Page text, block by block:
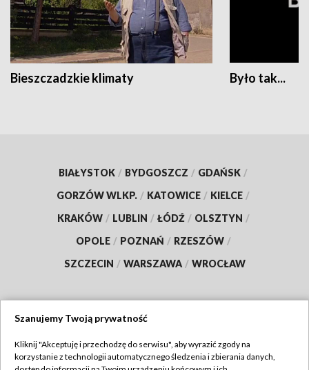
Bieszczadzkie klimaty Było tak...
BIAŁYSTOK / BYDGOSZCZ / GDAŃSK /
GORZÓW WLKP. / KATOWICE / KIELCE /
KRAKÓW / LUBLIN / ŁÓDŹ / OLSZTYN /
OPOLE / POZNAŃ / RZESZÓW /
SZCZECIN / WARSZAWA / WROCŁAW
TVP
Szanujemy Twoją prywatność
Kliknij "Akceptuję i przechodzę do serwisu", aby wyrazić zgody na
korzystanie z technologii automatycznego śledzenia i zbierania danych,